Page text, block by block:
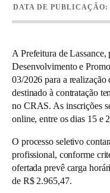
DATA DE PUBLICAÇÃO:
A Prefeitura de
Desenvolvimento e
03/2026 para a
destinado à contratação
no CRAS. As inscrições
online, entre os dias 15 e
O processo seletivo
profissional, conforme
ofertada prevê carga
de R$ 2.965,47.